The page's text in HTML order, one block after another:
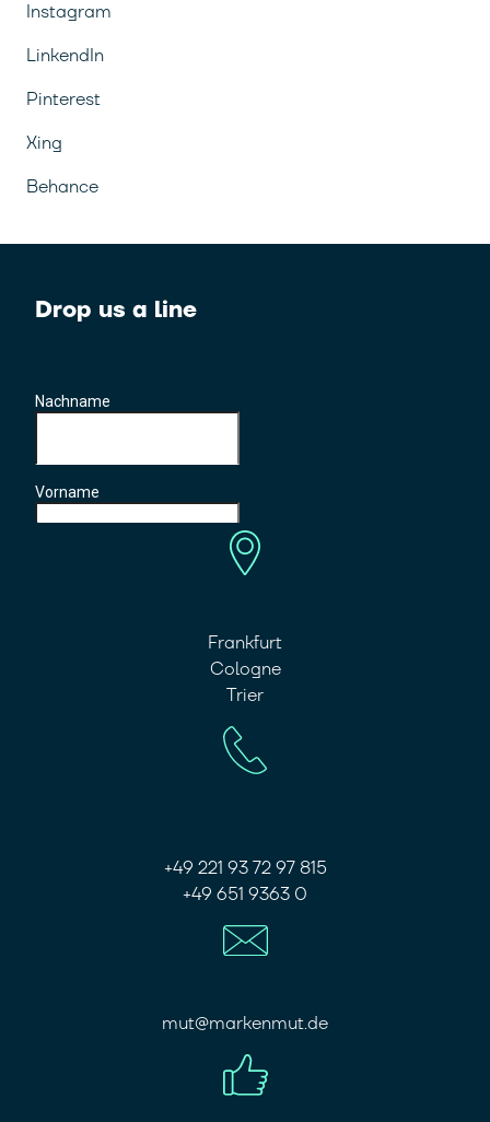
Instagram
LinkendIn
Pinterest
Xing
Behance
Drop us a line
Frankfurt
Cologne
Trier
+49 221 93 72 97 815
+49 651 9363 0
mut@markenmut.de